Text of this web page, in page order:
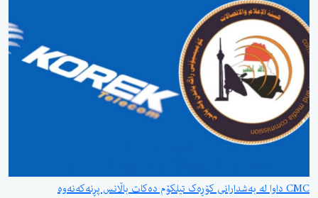
CMC داوا لە بەشدارانی کۆڕەک تیلکۆم دەکات باڵانس پڕنەکەنەوە